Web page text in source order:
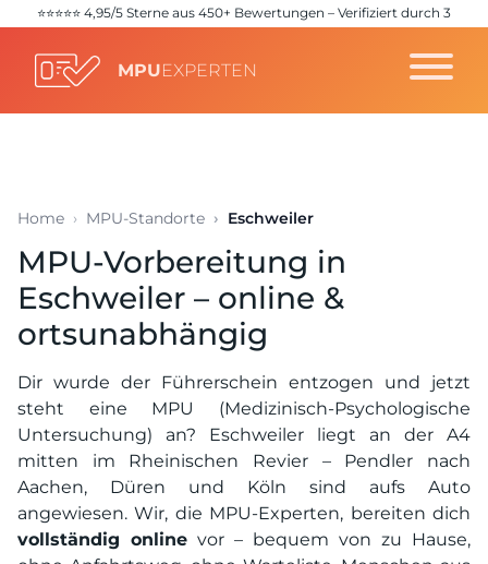
⭐️⭐️⭐️⭐️⭐️ 4,95/5 Sterne aus 450+ Bewertungen – Verifiziert durch 3
MPUEXPERTEN
Home MPU-Standorte Eschweiler
MPU-Vorbereitung in
Eschweiler – online &
ortsunabhängig
Dir wurde der Führerschein entzogen und jetzt
steht eine MPU (Medizinisch-Psychologische
Untersuchung) an? Eschweiler liegt an der A4
mitten im Rheinischen Revier – Pendler nach
Aachen, Düren und Köln sind aufs Auto
angewiesen. Wir, die MPU-Experten, bereiten dich
vollständig online vor – bequem von zu Hause,